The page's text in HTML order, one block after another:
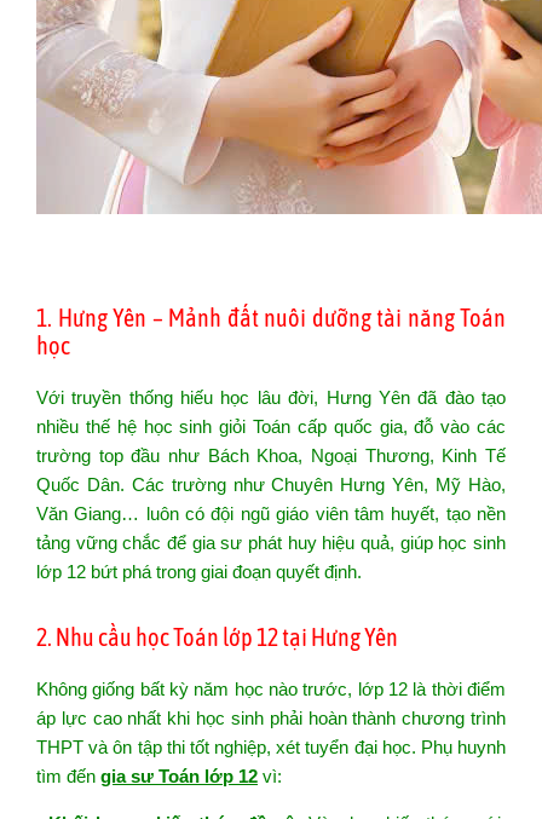
1. Hưng Yên – Mảnh đất nuôi dưỡng tài năng Toán
học
Với truyền thống hiếu học lâu đời, Hưng Yên đã đào tạo
nhiều thế hệ học sinh giỏi Toán cấp quốc gia, đỗ vào các
trường top đầu như Bách Khoa, Ngoại Thương, Kinh Tế
Quốc Dân. Các trường như Chuyên Hưng Yên, Mỹ Hào,
Văn Giang… luôn có đội ngũ giáo viên tâm huyết, tạo nền
tảng vững chắc để gia sư phát huy hiệu quả, giúp học sinh
lớp 12 bứt phá trong giai đoạn quyết định.
2. Nhu cầu học Toán lớp 12 tại Hưng Yên
Không giống bất kỳ năm học nào trước, lớp 12 là thời điểm
áp lực cao nhất khi học sinh phải hoàn thành chương trình
THPT và ôn tập thi tốt nghiệp, xét tuyển đại học. Phụ huynh
tìm đến gia sư Toán lớp 12 vì: